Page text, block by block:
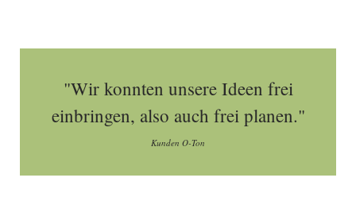
"Wir konnten unsere Ideen frei
einbringen, also auch frei planen."
Kunden O-Ton